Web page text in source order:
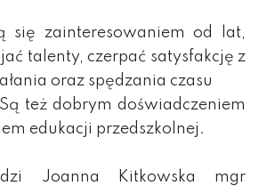
się zainteresowaniem od lat,
talenty, czerpać satysfakcję z
oraz spędzania czasu
też dobrym doświadczeniem
edukacji przedszkolnej.
Joanna Kitkowska mgr